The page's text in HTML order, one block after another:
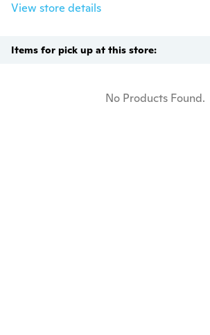
View store details
Items for pick up at this store:
No Products Found.